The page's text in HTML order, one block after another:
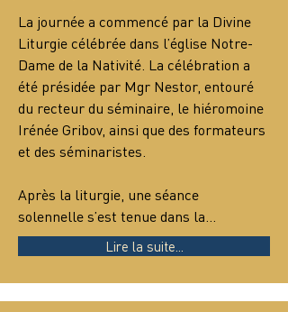
La journée a commencé par la Divine
Liturgie célébrée dans l’église Notre-
Dame de la Nativité. La célébration a
été présidée par Mgr Nestor, entouré
du recteur du séminaire, le hiéromoine
Irénée Gribov, ainsi que des formateurs
et des séminaristes.
Après la liturgie, une séance
solennelle s’est tenue dans la…
Lire la suite...